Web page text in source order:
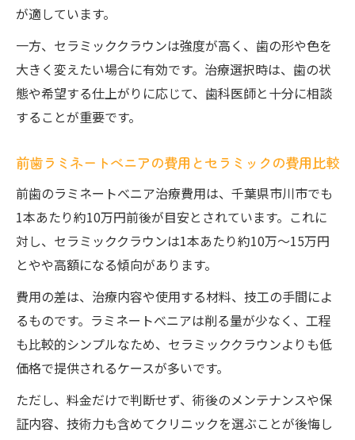
が適しています。
一方、セラミッククラウンは強度が高く、歯の形や色を
大きく変えたい場合に有効です。治療選択時は、歯の状
態や希望する仕上がりに応じて、歯科医師と十分に相談
することが重要です。
前歯ラミネートべニアの費用とセラミックの費用比較
前歯のラミネートべニア治療費用は、千葉県市川市でも
1本あたり約10万円前後が目安とされています。これに
対し、セラミッククラウンは1本あたり約10万～15万円
とやや高額になる傾向があります。
費用の差は、治療内容や使用する材料、技工の手間によ
るものです。ラミネートべニアは削る量が少なく、工程
も比較的シンプルなため、セラミッククラウンよりも低
価格で提供されるケースが多いです。
ただし、料金だけで判断せず、術後のメンテナンスや保
証内容、技術力も含めてクリニックを選ぶことが後悔し